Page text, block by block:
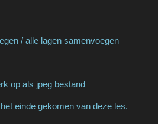
/ alle lagen samenvoegen
op als jpeg bestand
einde gekomen van deze les.